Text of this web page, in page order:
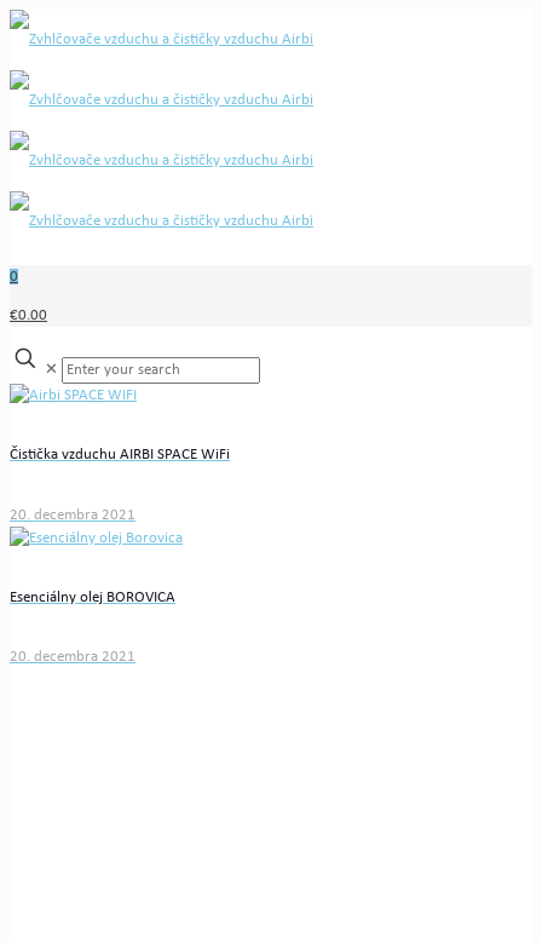
0
€0.00
✕
Čistička vzduchu AIRBI SPACE WiFi
20. decembra 2021
Esenciálny olej BOROVICA
20. decembra 2021